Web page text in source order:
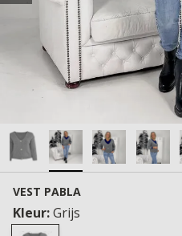
VEST PABLA
Kleur:Grijs